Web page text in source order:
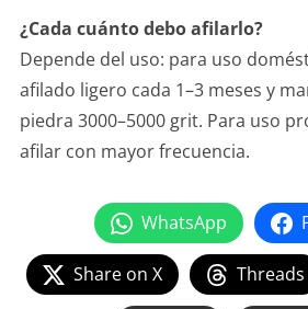
¿Cada cuánto debo afilarlo?
Depende del uso: para uso
afilado ligero cada 1–3 meses y
piedra 3000–5000 grit. Para uso
afilar con mayor frecuencia.
WhatsApp
Share on X Threads